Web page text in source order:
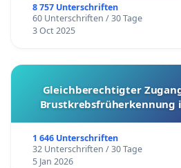
8 757 Unterschriften
60 Unterschriften / 30 Tage
3 Oct 2025
Gleichberechtigter
Brustkrebsfrüherkennung
1 646 Unterschriften
32 Unterschriften / 30 Tage
5 Jan 2026